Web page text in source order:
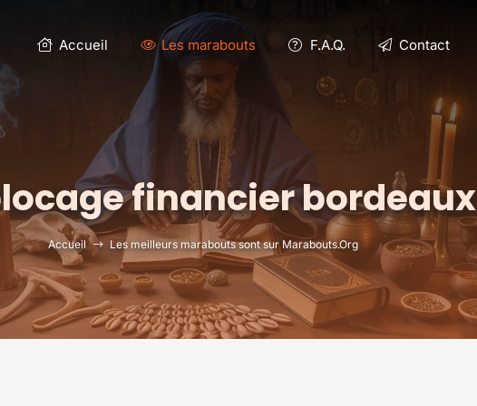
Accueil Les marabouts F.A.Q. Contact
financier bordeaux
Accueil Les meilleurs marabouts sont sur Marabouts.Org